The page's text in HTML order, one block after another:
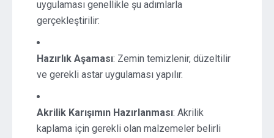
uygulaması genellikle şu adımlarla
gerçekleştirilir:
Hazırlık Aşaması: Zemin temizlenir, düzeltilir
ve gerekli astar uygulaması yapılır.
Akrilik Karışımın Hazırlanması: Akrilik
kaplama için gerekli olan malzemeler belirli